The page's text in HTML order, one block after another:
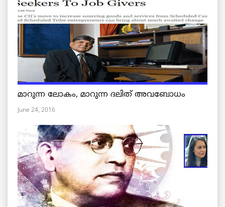
മാറുന്ന ലോകം, മാറുന്ന ദലിത് അവബോധം
June 24, 2016